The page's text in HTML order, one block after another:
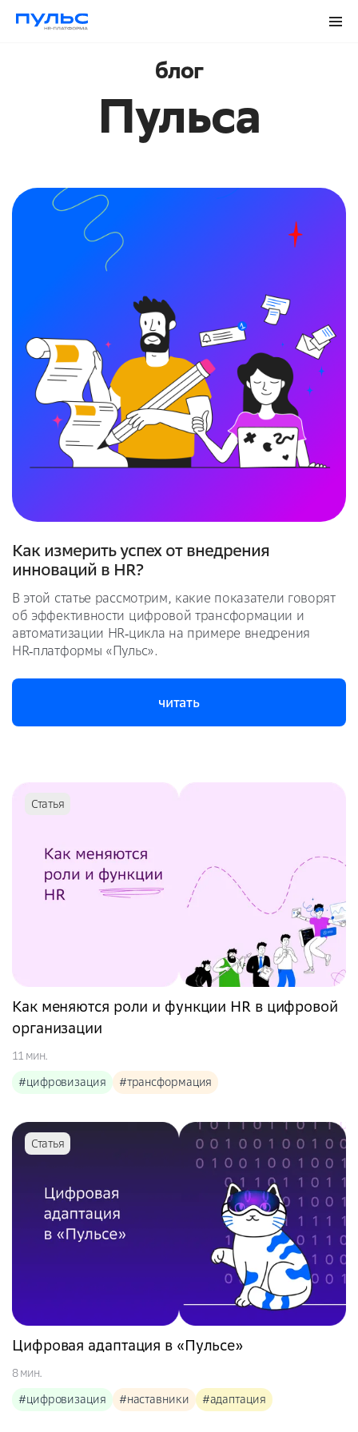
блог
Пульса
Как измерить успех от внедрения
инноваций в HR?
В этой статье рассмотрим, какие показатели говорят
об эффективности цифровой трансформации и
автоматизации HR‑цикла на примере внедрения
HR‑платформы «Пульс».
читать
Статья
Как меняются роли и функции HR в цифровой
организации
11 мин.
#цифровизация
#трансформация
Статья
Цифровая адаптация в «Пульсе»
8 мин.
#цифровизация
#наставники #адаптация